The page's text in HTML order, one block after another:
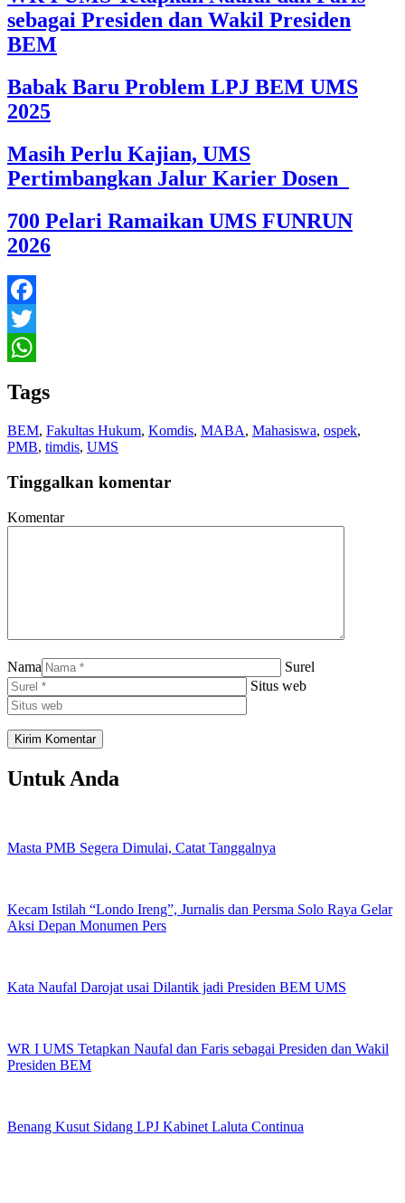
sebagai Presiden dan Wakil Presiden
BEM
Babak Baru Problem LPJ BEM UMS
2025
Masih Perlu Kajian, UMS
Pertimbangkan Jalur Karier Dosen
700 Pelari Ramaikan UMS FUNRUN
2026
Facebook
Twitter
Tags
BEM, Fakultas Hukum, Komdis, MABA, Mahasiswa, ospek,
PMB, timdis, UMS
Tinggalkan komentar
Komentar
Nama
Surel
Situs web
Untuk Anda
Masta PMB Segera Dimulai, Catat Tanggalnya
Kecam Istilah “Londo Ireng”, Jurnalis dan Persma Solo Raya Gelar
Aksi Depan Monumen Pers
Kata Naufal Darojat usai Dilantik jadi Presiden BEM UMS
WR I UMS Tetapkan Naufal dan Faris sebagai Presiden dan Wakil
Presiden BEM
Benang Kusut Sidang LPJ Kabinet Laluta Continua